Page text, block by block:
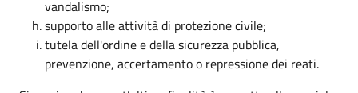
vandalismo;
supporto alle attività di protezione civile;
tutela dell'ordine e della sicurezza pubblica,
prevenzione, accertamento o repressione dei reati.